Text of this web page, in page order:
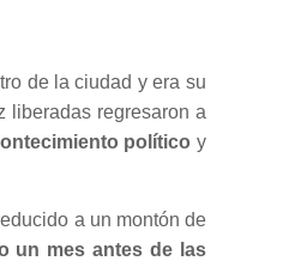
de la ciudad y era su
liberadas regresaron a
político y
a un montón de
un mes antes de las